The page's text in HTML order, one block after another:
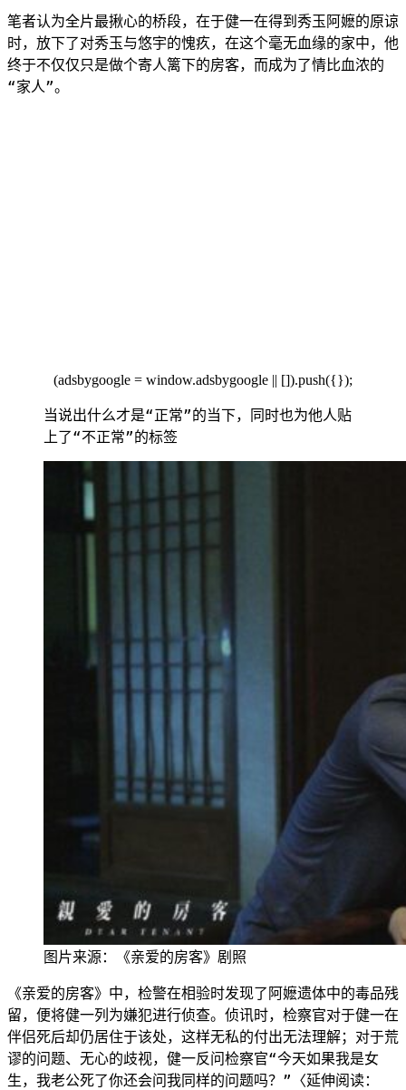
笔者认为全片最揪心的桥段，在于健一在得到秀玉阿嬷的原谅
时，放下了对秀玉与悠宇的愧疚，在这个毫无血缘的家中，他
终于不仅仅只是做个寄人篱下的房客，而成为了情比血浓的
“家人”。
(adsbygoogle = window.adsbygoogle || []).push({});
当说出什么才是“正常”的当下，同时也为他人贴
上了“不正常”的标签
图片来源：《亲爱的房客》 剧照
《亲爱的房客》中，检警在相验时发现了阿嬷遗体中的毒品残
留， 便将健一列为嫌犯进行侦查。侦讯时，检察官对于健一在
伴侣死后却仍居住于该处，这样无私的付出无法理解；对于荒
谬的问题、无心的歧视，健一反问检察官“今天如果我是女
生，我老公死了你还会问我同样的问题吗？”〈延伸阅读：